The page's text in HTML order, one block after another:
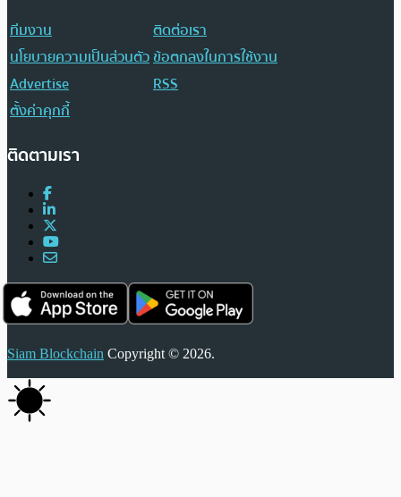
ทีมงาน
ติดต่อเรา
นโยบายความเป็นส่วนตัวข้อตกลงในการใช้งาน
Advertise
RSS
ตั้งค่าคุกกี้
ติดตามเรา
Siam Blockchain Copyright © 2026.